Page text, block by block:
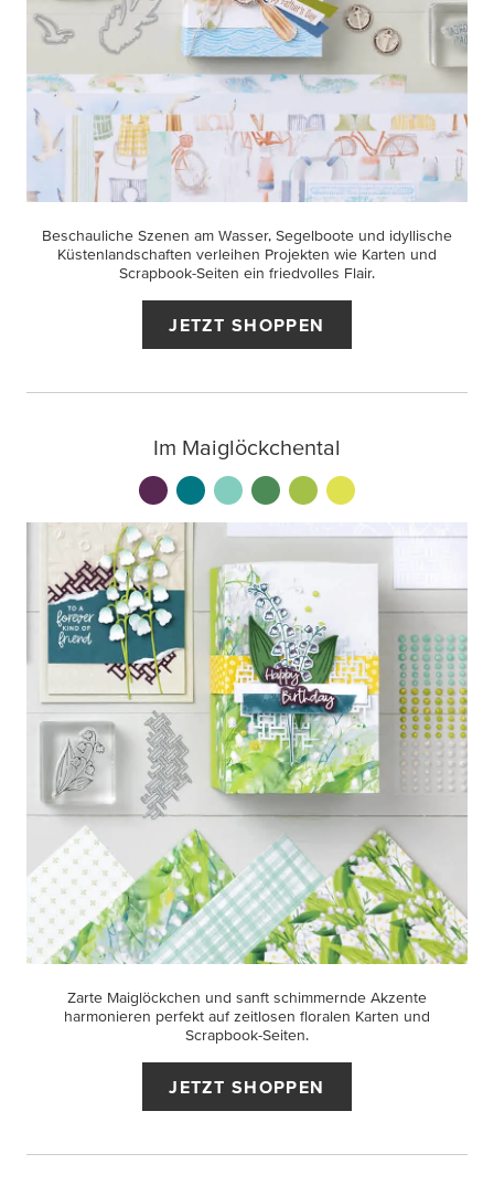
Beschauliche Szenen am Wasser, Segelboote und idyllische
Küstenlandschaften verleihen Projekten wie Karten und
Scrapbook-Seiten ein friedvolles Flair.
JETZT SHOPPEN
Im Maiglöckchental
Zarte Maiglöckchen und sanft schimmernde Akzente
harmonieren perfekt auf zeitlosen floralen Karten und
Scrapbook-Seiten.
JETZT SHOPPEN